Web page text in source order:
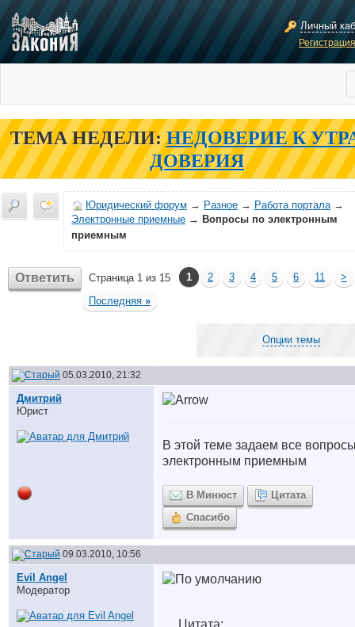
Личный
ТЕМА НЕДЕЛИ: НЕДОВЕРИЕ К
ДОВЕРИЯ
Юридический форум → Разное → Работа портала→
Электронные приемные → Вопросы по электронным
приемным
Ответить Страница 1 из 15 1 2 3 4 5 6 11
>
Последняя »
Опции темы
05.03.2010, 21:32
Дмитрий
Юрист
В этой теме задаем все
электронным приемным
В Минюст
Цитата
Спасибо
09.03.2010, 10:56
Evil Angel
Модератор
Цитата: